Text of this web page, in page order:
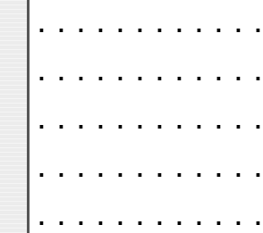
. . . . . . . . . . .
. . . . . . . . . . .
. . . . . . . . . . .
. . . . . . . . . . .
. . . . . . . . . . .